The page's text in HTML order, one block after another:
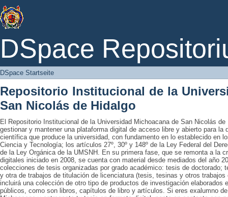
DSpace
DSpace Startseite
DSpace Startseite
Repositorio Institucional de la
San Nicolás de Hidalgo
El Repositorio Institucional de la Universidad Michoacana de San Nicolás
gestionar y mantener una plataforma digital de acceso libre y abierto para la
científica que produce la universidad, con fundamento en lo establecido en
Ciencia y Tecnología; los artículos 27º, 30º y 148º de la Ley Federal del
de la Ley Orgánica de la UMSNH. En su primera fase, que se remonta a la
digitales iniciado en 2008, se cuenta con material desde mediados del año
colecciones de tesis organizadas por grado académico: tesis de doctorado;
y otra de trabajos de titulación de licenciatura (tesis, tesinas y otros
incluirá una colección de otro tipo de productos de investigación elaborados
públicos, como son libros, capítulos de libro y artículos. Si eres exalumno